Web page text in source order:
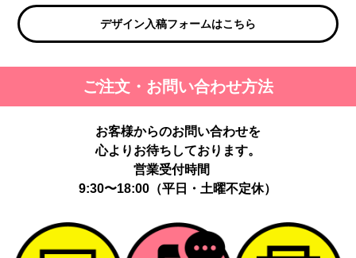
デザイン入稿フォームはこちら
ご注文・お問い合わせ方法
お客様からのお問い合わせを
心よりお待ちしております。
営業受付時間
9:30〜18:00（平日・土曜不定休）